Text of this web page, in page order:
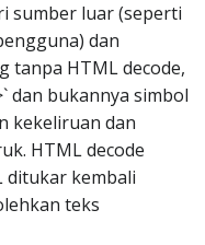
sumber luar (seperti
dan
tanpa HTML decode,
dan bukannya simbol
kekeliruan dan
HTML decode
ditukar kembali
teks